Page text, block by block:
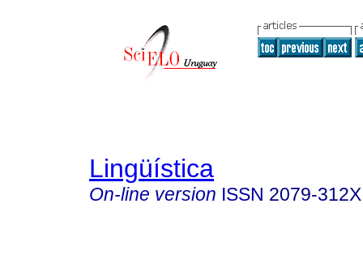
Lingüística
On-line version ISSN 2079-312X